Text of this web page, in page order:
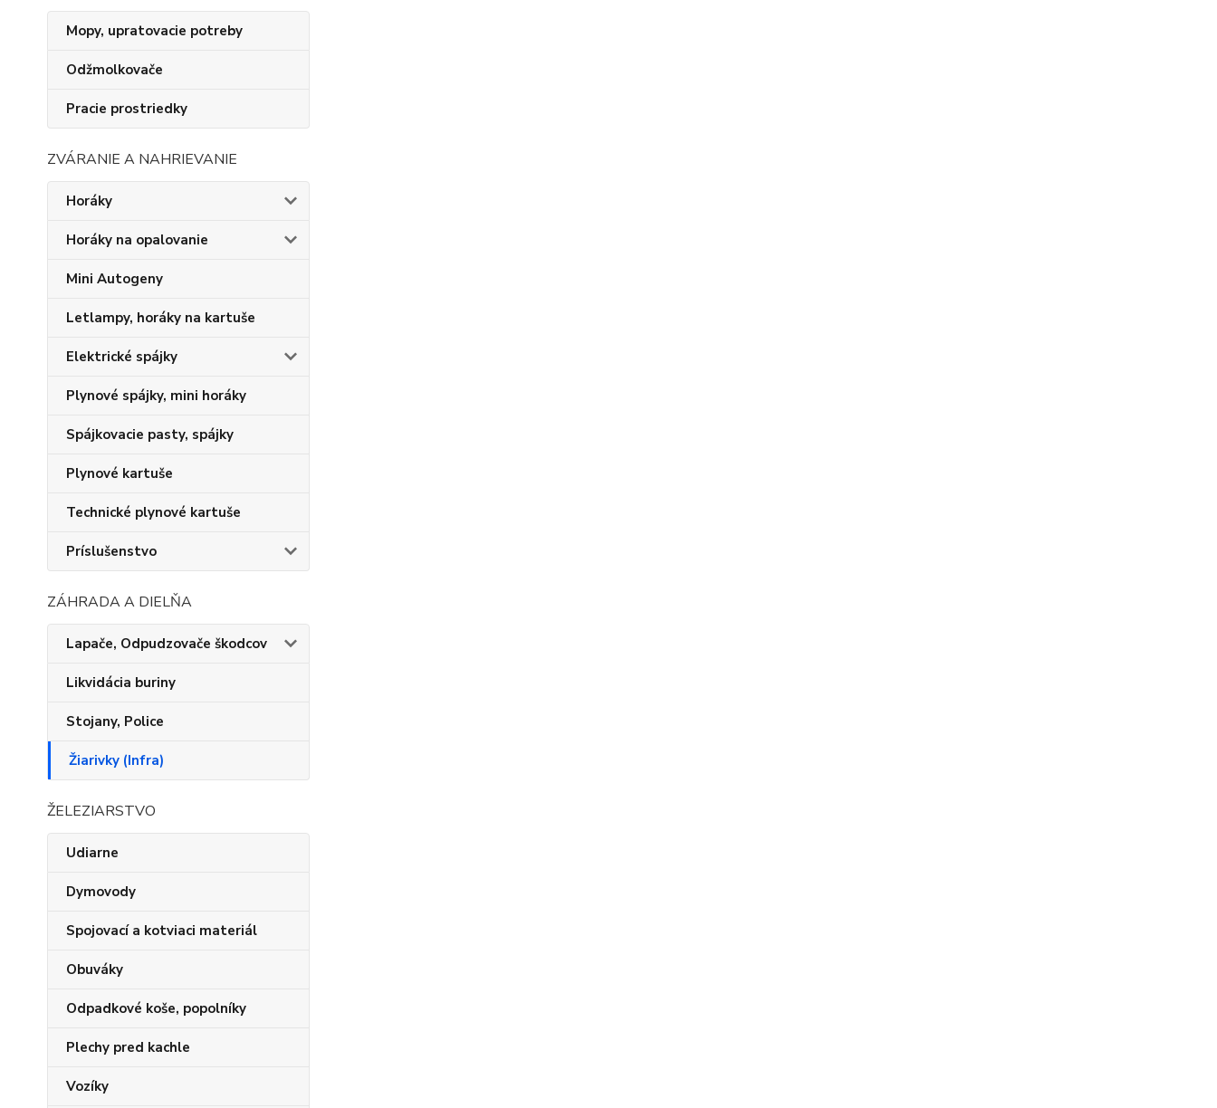
Mopy, upratovacie potreby
Odžmolkovače
Pracie prostriedky
ZVÁRANIE A NAHRIEVANIE
Horáky
Horáky na opalovanie
Mini Autogeny
Letlampy, horáky na kartuše
Elektrické spájky
Plynové spájky, mini horáky
Spájkovacie pasty, spájky
Plynové kartuše
Technické plynové kartuše
Príslušenstvo
ZÁHRADA A DIELŇA
Lapače, Odpudzovače škodcov
Likvidácia buriny
Stojany, Police
Žiarivky (Infra)
ŽELEZIARSTVO
Udiarne
Dymovody
Spojovací a kotviaci materiál
Obuváky
Odpadkové koše, popolníky
Plechy pred kachle
Vozíky